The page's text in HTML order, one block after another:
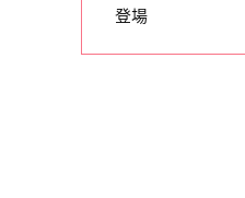
登場